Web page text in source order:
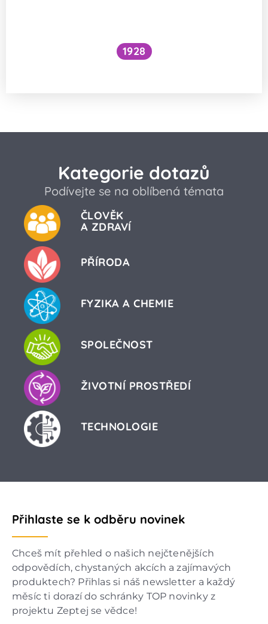
1928
Kategorie dotazů
Podívejte se na oblíbená témata
ČLOVĚK
A ZDRAVÍ
PŘÍRODA
FYZIKA A CHEMIE
SPOLEČNOST
ŽIVOTNÍ PROSTŘEDÍ
TECHNOLOGIE
Přihlaste se k odběru novinek
Chceš mít přehled o našich nejčtenějších
odpovědích, chystaných akcích a zajímavých
produktech? Přihlas si náš newsletter a každý
měsíc ti dorazí do schránky TOP novinky z
projektu Zeptej se vědce!